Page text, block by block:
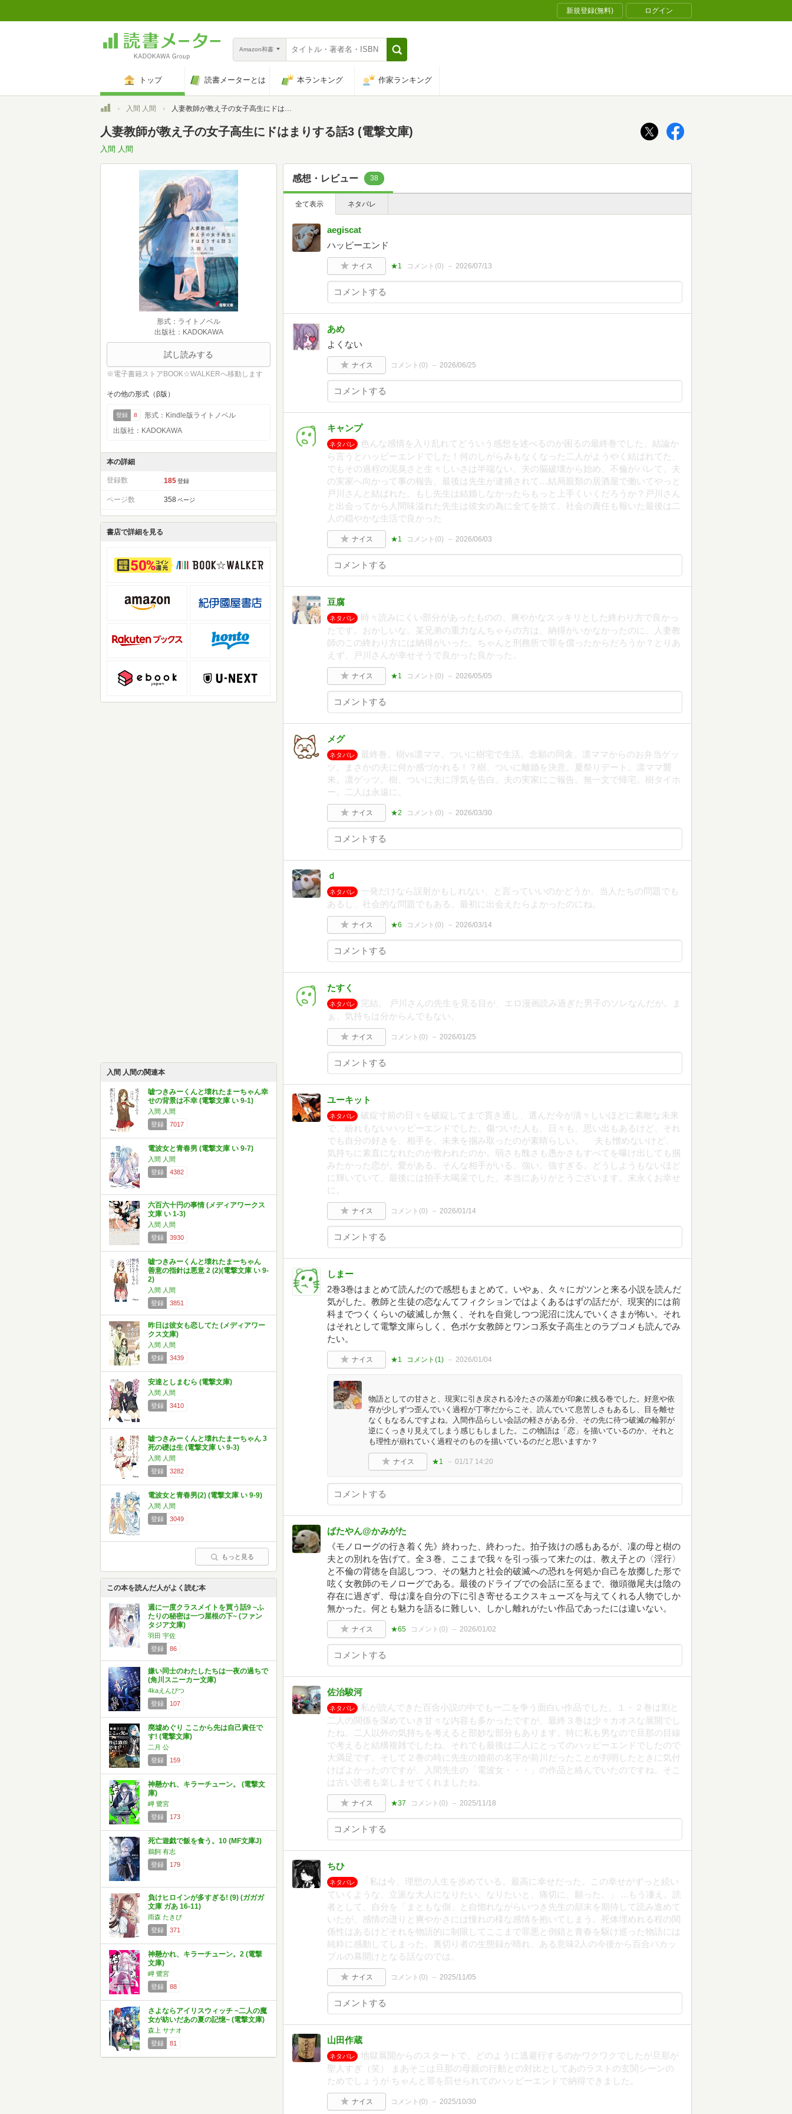
新規登録(無料) ログイン
Amazon和書
トップ 読書メーターとは 本ランキング 作家ランキング
トップ入間 人間 人妻教師が教え子の女子高生にドはまりする話3 (電撃文庫)
人妻教師が教え子の女子高生にドはまりする話3 (電撃文庫)
入間 人間
形式：ライトノベル
出版社：KADOKAWA
試し読みする
※電子書籍ストアBOOK☆WALKERへ移動します
その他の形式（β版）
登録 8
形式：Kindle版ライトノベル
出版社：KADOKAWA
本の詳細
登録数 185 登録
ページ数 358 ページ
書店で詳細を見る
入間 人間の関連本
嘘つきみーくんと壊れたまーちゃん幸
せの背景は不幸 (電撃文庫 い 9-1)
入間 人間
登録
7017
電波女と青春男 (電撃文庫 い 9-7)
入間 人間
登録
4382
六百六十円の事情 (メディアワークス
文庫 い 1-3)
入間 人間
登録
3930
嘘つきみーくんと壊れたまーちゃん
善意の指針は悪意 2 (2)(電撃文庫 い 9-
2)
入間 人間
登録
3851
昨日は彼女も恋してた (メディアワー
クス文庫)
入間 人間
登録
3439
安達としまむら (電撃文庫)
入間 人間
登録
3410
嘘つきみーくんと壊れたまーちゃん 3
死の礎は生 (電撃文庫 い 9-3)
入間 人間
登録
3282
電波女と青春男(2) (電撃文庫 い 9-9)
入間 人間
登録
3049
もっと見る
この本を読んだ人がよく読む本
週に一度クラスメイトを買う話9 ~ふ
たりの秘密は一つ屋根の下~ (ファン
タジア文庫)
羽田 宇佐
登録
86
嫌い同士のわたしたちは一夜の過ちで
(角川スニーカー文庫)
4kaえんぴつ
登録
107
廃墟めぐり ここから先は自己責任で
す! (電撃文庫)
二月 公
登録
159
神懸かれ、キラーチューン。 (電撃文
庫)
岬 鷺宮
登録
173
死亡遊戯で飯を食う。10 (MF文庫J)
鵜飼 有志
登録
179
負けヒロインが多すぎる! (9) (ガガガ
文庫 ガあ 16-11)
雨森 たきび
登録
371
神懸かれ、キラーチューン。2 (電撃
文庫)
岬 鷺宮
登録
88
さよならアイリスウィッチ ~二人の魔
女が紡いだあの夏の記憶~ (電撃文庫)
森上 サナオ
登録
81
感想・レビュー 38
全て表示 ネタバレ
aegiscat
ハッピーエンド
ナイス ★1 コメント(0) 2026/07/13
あめ
よくない
ナイス コメント(0) 2026/06/25
キャンプ
ネタバレ
色んな感情を入り乱れてどういう感想を述べるのか困るの最終巻でした、結論か
ら言うとハッピーエンドでした！何のしがらみもなくなった二人がようやく結ばれてた、
でもその過程の泥臭さと生々しいさは半端ない。夫の脳破壊から始め、不倫がバレて、夫
の実家へ向かって事の報告、最後は先生が逮捕されて…結局親類の居酒屋で働いてやっと
戸川さんと結ばれた。もし先生は結婚しなかったらもっと上手くいくだろうか？戸川さん
と出会ってから人間味溢れた先生は彼女の為に全てを捨て、社会の責任も報いた最後は二
人の穏やかな生活で良かった
ナイス ★1 コメント(0) 2026/06/03
豆腐
ネタバレ
時々読みにくい部分があったものの、爽やかなスッキリとした終わり方で良かっ
たです。おかしいな。某兄弟の重力なんちゃらの方は、納得がいかなかったのに、人妻教
師のこの終わり方には納得がいった。ちゃんと刑務所で罪を償ったからだろうか？とりあ
えず、戸川さんが幸せそうで良かった良かった。
ナイス ★1 コメント(0) 2026/05/05
メグ
ネタバレ
最終巻。樹vs凛ママ。ついに樹宅で生活。念願の同衾。凛ママからのお弁当ゲッ
ツ。まさかの夫に何か感づかれる！？樹、ついに離婚を決意。夏祭りデート。凛ママ襲
来。凛ゲッツ。樹、ついに夫に浮気を告白。夫の実家にご報告。無一文で帰宅。樹タイホ
ー。二人は永遠に。
ナイス ★2 コメント(0) 2026/03/30
ｄ
ネタバレ
一発だけなら誤射かもしれない、と言っていいのかどうか。当人たちの問題でも
あるし、社会的な問題でもある。最初に出会えたらよかったのにね。
ナイス ★6 コメント(0) 2026/03/14
たすく
ネタバレ
完結。 戸川さんの先生を見る目が、エロ漫画読み過ぎた男子のソレなんだが。ま
ぁ、気持ちは分からんでもない。
ナイス コメント(0) 2026/01/25
ユーキット
ネタバレ
破綻寸前の日々を破綻してまで貫き通し、選んだ今が清々しいほどに素敵な未来
で、紛れもないハッピーエンドでした。傷ついた人も、日々も、思い出もあるけど、それ
でも自分の好きを、相手を、未来を掴み取ったのが素晴らしい。 夫も憎めないけど、
気持ちに素直になれたのが救われたのか。弱さも醜さも愚かさもすべてを曝け出しても掴
みたかった恋が、愛がある。そんな相手がいる。強い。強すぎる。どうしようもないほど
に輝いていて、最後には拍手大喝采でした。本当にありがとうございます。末永くお幸せ
に。
ナイス コメント(0) 2026/01/14
しまー
2巻3巻はまとめて読んだので感想もまとめて。いやぁ、久々にガツンと来る小説を読んだ
気がした。教師と生徒の恋なんてフィクションではよくあるはずの話だが、現実的には前
科までつくくらいの破滅しか無く、それを自覚しつつ泥沼に沈んでいくさまが怖い。それ
はそれとして電撃文庫らしく、色ボケ女教師とワンコ系女子高生とのラブコメも読んでみ
たい。
ナイス ★1 コメント(1) 2026/01/04
物語としての甘さと、現実に引き戻される冷たさの落差が印象に残る巻でした。好意や依
存が少しずつ歪んでいく過程が丁寧だからこそ、読んでいて息苦しさもあるし、目を離せ
なくもなるんですよね。入間作品らしい会話の軽さがある分、その先に待つ破滅の輪郭が
逆にくっきり見えてしまう感じもしました。この物語は「恋」を描いているのか、それと
も理性が崩れていく過程そのものを描いているのだと思いますか？
ナイス ★1 01/17 14:20
ばたやん@かみがた
《モノローグの行き着く先》終わった、終わった。拍子抜けの感もあるが、凜の母と樹の
夫との別れを告げて。全３巻、ここまで我々を引っ張って来たのは、教え子との〈淫行〉
と不倫の背徳を自認しつつ、その魅力と社会的破滅への恐れを何処か自己を放擲した形で
呟く女教師のモノローグである。最後のドライブでの会話に至るまで、徹頭徹尾夫は陰の
存在に過ぎず、母は凜を自分の下に引き寄せるエクスキューズを与えてくれる人物でしか
無かった。何とも魅力を語るに難しい、しかし離れがたい作品であったには違いない。
ナイス ★65 コメント(0) 2026/01/02
佐治駿河
ネタバレ
私が読んできた百合小説の中でも一二を争う面白い作品でした。１・２巻は割と
二人の関係を深めていき甘々な内容も多かったですが、最終３巻は少々カオスな展開でし
たね。二人以外の気持ちを考えると部妙な部分もあります。特に私も男なので旦那の目線
で考えると結構複雑でしたね。それでも最後は二人にとってのハッピーエンドでしたので
大満足です。そして２巻の時に先生の婚前の名字が前川だったことが判明したときに気付
けばよかったのですが、入間先生の「電波女・・・」の作品と絡んでいたのですね。そこ
は古い読者も楽しませてくれましたね。
ナイス ★37 コメント(0) 2025/11/18
ちひ
ネタバレ
「私は今、理想の人生を歩めている。最高に幸せだった。この幸せがずっと続い
ていくような、立派な大人になりたい。なりたいと、痛切に、願った。」 ...もう凄え。読
者として、自分を「まともな側」と自惚れながらいつき先生の顛末を期待して読み進めて
いたが、感情の迸りと爽やかさには憧れの様な感情を抱いてしまう。死体埋めれる程の関
係性はあるけどそれを物語的に制限してここまで罪悪と倒錯と青春を駆け巡った物語には
純粋に感動してしまった。裏切り者の生態録が晴れ、ある意味2人の今後から百合バカッ
プルの幕開けとなる話なのでは。
ナイス コメント(0) 2025/11/05
山田作蔵
ネタバレ
地獄展開からのスタートで、どのように逃避行するのかワクワクでしたが旦那が
聖人すぎ（笑） まあそこは旦那の母親の行動との対比としてあのラストの玄関シーンの
ためでしょうが ちゃんと罪を罰せられてのハッピーエンドで納得できました。
ナイス コメント(0) 2025/10/30